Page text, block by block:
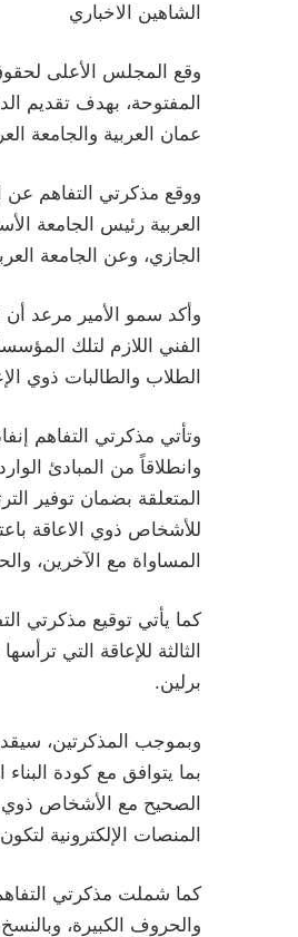
الشاهين الاخباري
وقع المجلس الأعلى
المفتوحة، بهدف تقديم
عمان العربية والجامعة
ووقع مذكرتي التفاهم
العربية رئيس الجامعة
الجازي، وعن الجامعة
وأكد سمو الأمير مرعد
الفني اللازم لتلك
الطلاب والطالبات ذوي
المتعلقة بضمان توفير
للأشخاص ذوي الاعاقة
المساواة مع الآخرين،
كما يأتي توقيع مذكرتي
برلين.
وبموجب المذكرتين،
بما يتوافق مع كودة
الصحيح مع الأشخاص ذوي
المنصات الإلكترونية
كما شملت مذكرتي
والحروف الكبيرة،